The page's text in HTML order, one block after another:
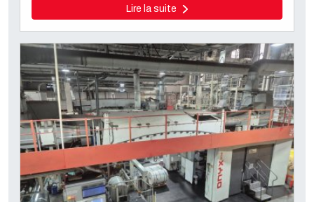
Lire la suite